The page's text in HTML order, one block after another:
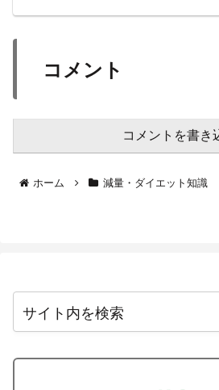
コメント
コメントを書き
ホーム 減量・ダイエット知識